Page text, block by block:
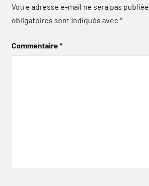
Votre adresse e-mail ne sera pas publiée.
obligatoires sont indiqués avec*
Commentaire*